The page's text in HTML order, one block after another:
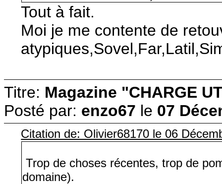
Tout à fait.
Moi je me contente de
Titre: Magazine "CHARGE
Posté par: enzo67 le 07
Citation de: Olivier68170 le 06
Trop de choses récentes, trop de
domaine).